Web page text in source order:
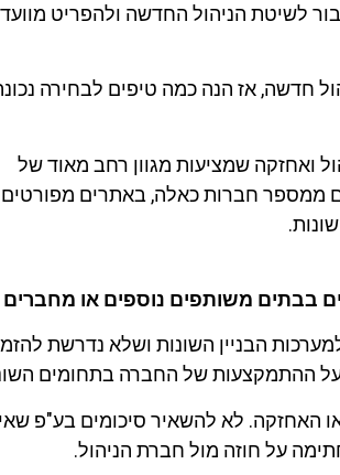
לשיטת הניהול החדשה ולהפריט מוועד
חדשה, אז הנה כמה טיפים לבחירה
ואחזקה שמציעות מגוון רחב מאוד של
ממספר חברות כאלה, באתרים
בבתים משותפים נוספים או מחברים
הבניין השונות ושלא נדרשת
על ההתמקצעות של החברה בתחומים
האחזקה. לא להשאיר סיכומים בע"פ
על חוזה מול חברת הניהול.